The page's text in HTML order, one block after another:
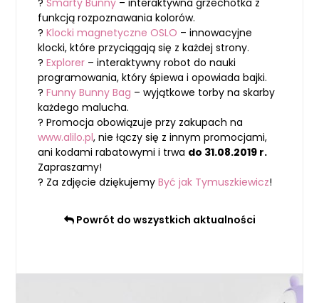
? Smarty Bunny – interaktywna grzechotka z
funkcją rozpoznawania kolorów.
? Klocki magnetyczne OSLO – innowacyjne
klocki, które przyciągają się z każdej strony.
? Explorer – interaktywny robot do nauki
programowania, który śpiewa i opowiada bajki.
? Funny Bunny Bag – wyjątkowe torby na skarby
każdego malucha.
? Promocja obowiązuje przy zakupach na
www.alilo.pl, nie łączy się z innym promocjami,
ani kodami rabatowymi i trwa do 31.08.2019 r.
Zapraszamy!
? Za zdjęcie dziękujemy Być jak Tymuszkiewicz!
Powrót do wszystkich aktualności